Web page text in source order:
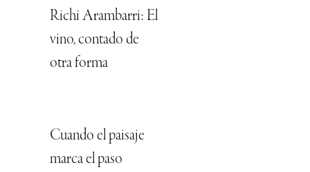
Richi Arambarri: El
vino, contado de
otra forma
Cuando el paisaje
marca el paso